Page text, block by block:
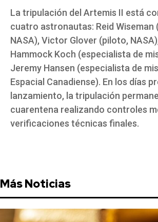
La tripulación del Artemis II está
cuatro astronautas: Reid Wiseman
NASA), Victor Glover (piloto,
Hammock Koch (especialista de
Jeremy Hansen (especialista de
Espacial Canadiense). En los días
lanzamiento, la tripulación
cuarentena realizando controles
verificaciones técnicas finales.
Más Noticias